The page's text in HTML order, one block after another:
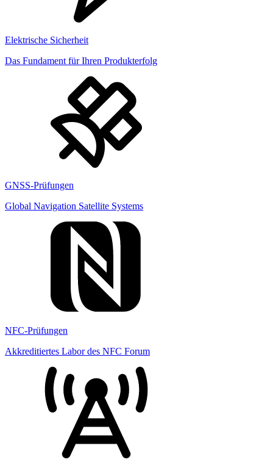
Elektrische Sicherheit
Das Fundament für Ihren Produkterfolg
GNSS-Prüfungen
Global Navigation Satellite Systems
NFC-Prüfungen
Akkreditiertes Labor des NFC Forum